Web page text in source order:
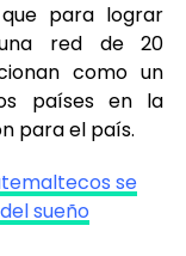
para lograr
red de 20
como un
países en la
para el país.
se
sueño